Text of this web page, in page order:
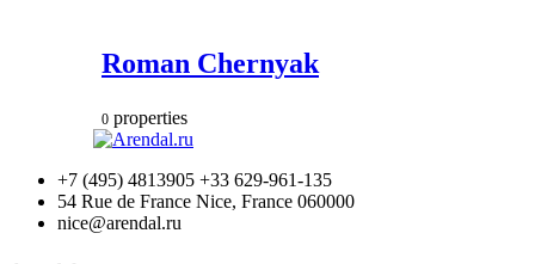
Roman Chernyak
0 properties
+7 (495) 4813905 +33 629-961-135
54 Rue de France Nice, France 060000
nice@arendal.ru